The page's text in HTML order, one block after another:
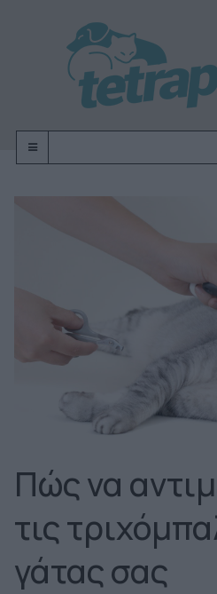
OFF-CANVAS-TOGGLE
Πώς να
τις
γάτας σας